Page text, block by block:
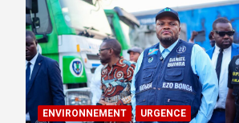
ENVIRONNEMENT URGENCE